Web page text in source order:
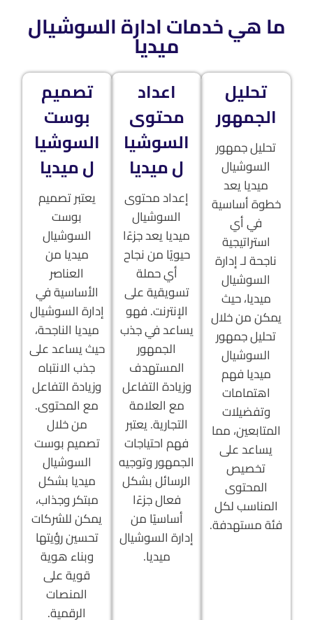
ما هي خدمات ادارة السوشيال
ميديا
تحليل
الجمهور
تحليل جمهور
السوشيال
ميديا يعد
خطوة أساسية
في أي
استراتيجية
ناجحة لـ إدارة
السوشيال
ميديا، حيث
يمكن من خلال
تحليل جمهور
السوشيال
ميديا فهم
اهتمامات
وتفضيلات
المتابعين، مما
يساعد على
تخصيص
المحتوى
المناسب لكل
فئة مستهدفة.
اعداد
محتوى
السوشيا
ل ميديا
إعداد محتوى
السوشيال
ميديا يعد جزءًا
حيويًا من نجاح
أي حملة
تسويقية على
الإنترنت. فهو
يساعد في جذب
الجمهور
المستهدف
وزيادة التفاعل
مع العلامة
التجارية. يعتبر
فهم احتياجات
الجمهور وتوجيه
الرسائل بشكل
فعال جزءًا
أساسيًا من
إدارة السوشيال
ميديا.
تصميم
بوست
السوشيا
ل ميديا
يعتبر تصميم
بوست
السوشيال
ميديا من
العناصر
الأساسية في
إدارة السوشيال
ميديا الناجحة،
حيث يساعد على
جذب الانتباه
وزيادة التفاعل
مع المحتوى.
من خلال
تصميم بوست
السوشيال
ميديا بشكل
مبتكر وجذاب،
يمكن للشركات
تحسين رؤيتها
وبناء هوية
قوية على
المنصات
الرقمية.